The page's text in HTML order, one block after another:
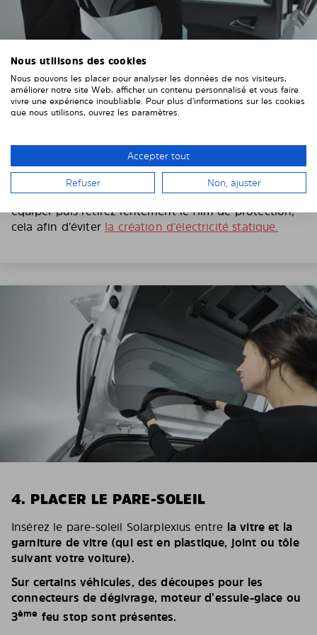
3. RETIREZ LE FILM DE PROTECTION
permettront d’éviter les traces de doigts sur le filtre
solaire Solarplexius prédécoupé.
Choisissez la première vitre que vous souhaitez
équiper puis retirez lentement le film de protection,
cela afin d’éviter la création d’électricité statique.
4. PLACER LE PARE-SOLEIL
Insérez le pare-soleil Solarplexius entre la vitre et la
garniture de vitre (qui est en plastique, joint ou tôle
suivant votre voiture).
Sur certains véhicules, des découpes pour les
connecteurs de dégivrage, moteur d’essuie-glace ou
3ème feu stop sont présentes.
Nous utilisons des cookies
Nous pouvons les placer pour analyser les données de nos visiteurs,
améliorer notre site Web, afficher un contenu personnalisé et vous faire
vivre une expérience inoubliable. Pour plus d'informations sur les cookies
que nous utilisons, ouvrez les paramètres.
Accepter tout
Refuser Non, ajuster